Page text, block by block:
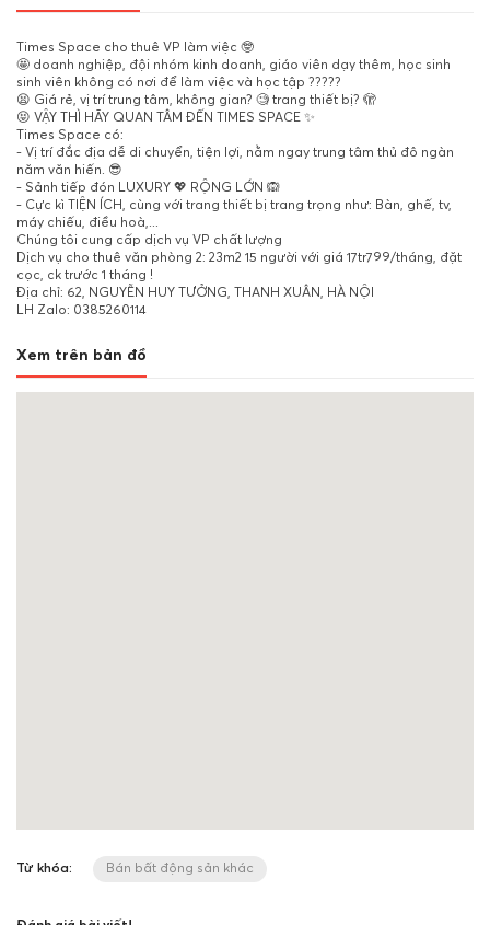
Times Space cho thuê VP làm việc 🤓
🤩 doanh nghiệp, đội nhóm kinh doanh, giáo viên dạy thêm, học sinh
sinh viên không có nơi để làm việc và học tập ?????
😫 Giá rẻ, vị trí trung tâm, không gian? 🧐 trang thiết bị? 🫣
😝 VẬY THÌ HÃY QUAN TÂM ĐẾN TIMES SPACE ✨
Times Space có:
- Vị trí đắc địa dễ di chuyển, tiện lợi, nằm ngay trung tâm thủ đô ngàn
năm văn hiến. 😎
- Sảnh tiếp đón LUXURY 💖 RỘNG LỚN 🙉
- Cực kì TIỆN ÍCH, cùng với trang thiết bị trang trọng như: Bàn, ghế, tv,
máy chiếu, điều hoà,...
Chúng tôi cung cấp dịch vụ VP chất lượng
Dịch vụ cho thuê văn phòng 2: 23m2 15 người với giá 17tr799/tháng, đặt
cọc, ck trước 1 tháng !
Địa chỉ: 62, NGUYỄN HUY TƯỞNG, THANH XUÂN, HÀ NỘI
LH Zalo: 0385260114
Xem trên bản đồ
Từ khóa: Bán bất động sản khác